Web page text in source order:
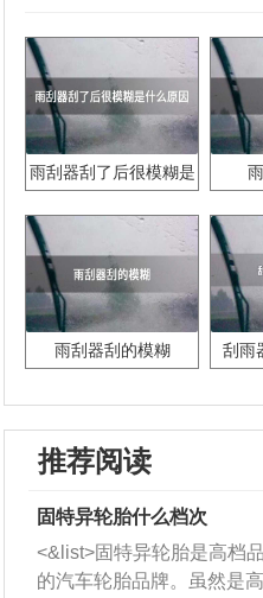
雨刮器刮了后很模糊是
雨刮器刮的模糊 刮雨
推荐阅读
固特异轮胎什么档次
<&list>固特异轮胎是高档
的汽车轮胎品牌。虽然是